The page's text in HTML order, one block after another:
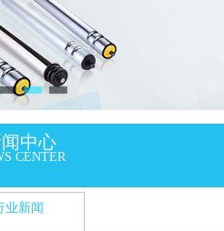
中心
CENTER
业新闻